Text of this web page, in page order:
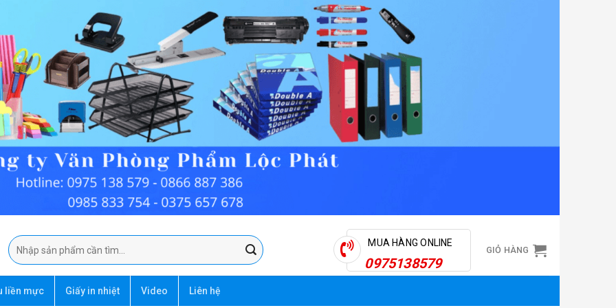
Tìm
kiếm:
MUA HÀNG ONLINE
0975138579
GIỎ HÀNG
liền mực Giấy in nhiệt Video Liên hệ